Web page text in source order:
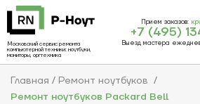
Московский сервис ремонта
компьютерной техники: ноутбуки,
мониторы, оргтехника
Прием заказов:
+7 (495)
Выезд мастера
Главная
Ремонт ноутбуков
Ремонт ноутбуков Packard Bell